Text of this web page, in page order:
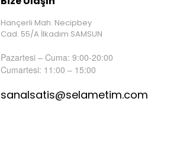
Hançerli Mah. Necipbey
Cad. 55/A İlkadım SAMSUN
Pazartesi – Cuma: 9:00-20:00
Cumartesi: 11:00 – 15:00
sanalsatis@selametim.com